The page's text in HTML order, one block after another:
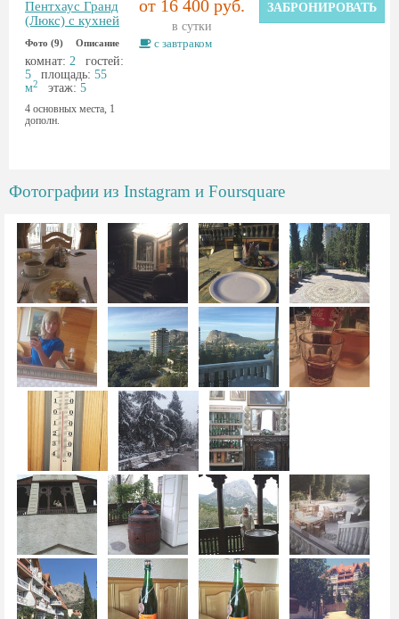
Пентхаус Гранд
(Люкс) с кухней
Фото (9) Описание
комнат: 2
гостей:
5
площадь: 55
м2 этаж: 5
4 основных места, 1
дополн.
от 16 400 руб.
в сутки
с завтраком
ЗАБРОНИРОВАТЬ
Фотографии из Instagram и Foursquare